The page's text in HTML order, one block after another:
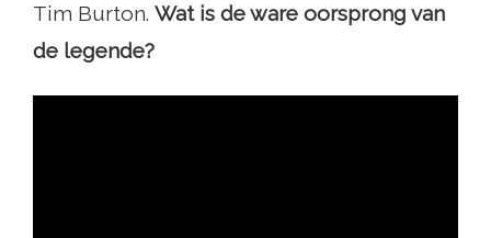
Tim Burton. Wat is de ware oorsprong van
de legende?